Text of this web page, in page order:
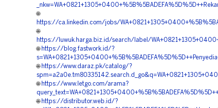
🌐
https://ca.linkedin.com/jobs/
🌐
https://luwuk.harga.biz.id/search/label/
🌐 https://blog.fastwork.id/?
🌐 https://www.daraz.pk/catalog/?
🌐 https://www.letgo.com/arama?
🌐 https://distributor.web.id/?